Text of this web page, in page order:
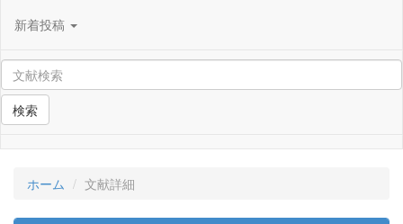
新着投稿
検索
ホーム 文献詳細